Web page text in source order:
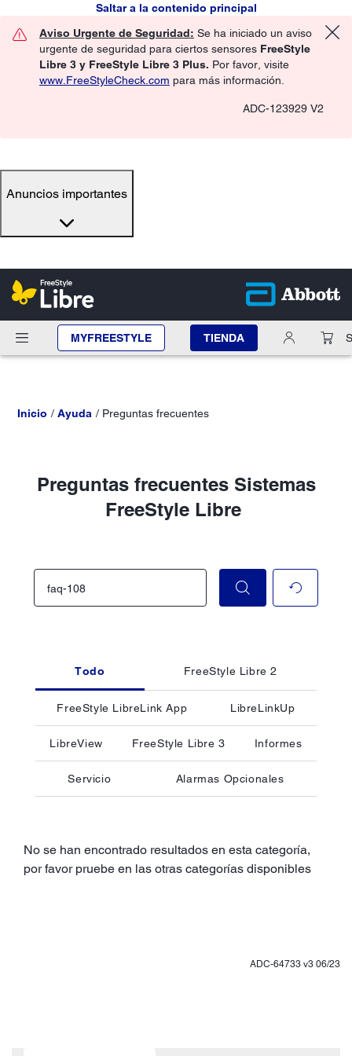
Saltar a la contenido principal
Aviso Urgente de Seguridad: Se ha iniciado un aviso
urgente de seguridad para ciertos sensores FreeStyle
Libre 3 y FreeStyle Libre 3 Plus. Por favor, visite
www.FreeStyleCheck.com para más información.
ADC-123929 V2
Anuncios importantes
MYFREESTYLE TIENDA
Inicio Ayuda Preguntas frecuentes
Preguntas frecuentes Sistemas
FreeStyle Libre
Todo FreeStyle Libre 2
FreeStyle LibreLink App LibreLinkUp
LibreView FreeStyle Libre 3 Informes
Servicio Alarmas Opcionales
No se han encontrado resultados en esta categoría,
por favor pruebe en las otras categorías disponibles
ADC-64733 v3 06/23